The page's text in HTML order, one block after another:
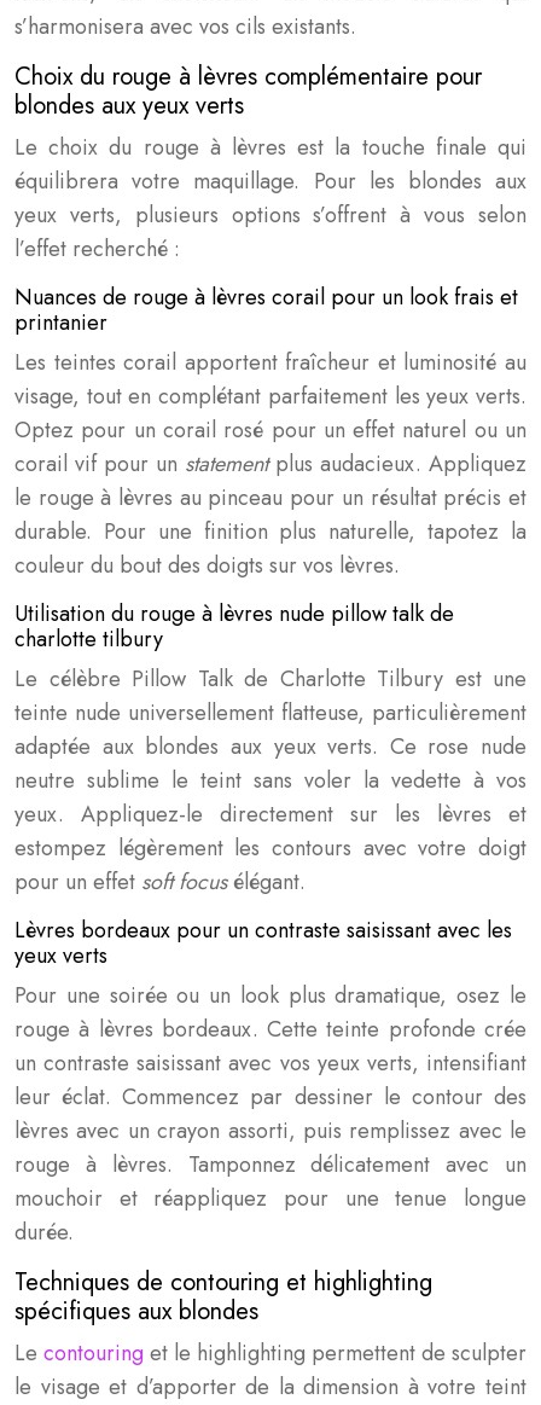
s’harmonisera avec vos cils existants.
Choix du rouge à lèvres complémentaire pour
blondes aux yeux verts
Le choix du rouge à lèvres est la touche finale qui
équilibrera votre maquillage. Pour les blondes aux
yeux verts, plusieurs options s’offrent à vous selon
l’effet recherché :
Nuances de rouge à lèvres corail pour un look frais et
printanier
Les teintes corail apportent fraîcheur et luminosité au
visage, tout en complétant parfaitement les yeux verts.
Optez pour un corail rosé pour un effet naturel ou un
corail vif pour un statementplus audacieux. Appliquez
le rouge à lèvres au pinceau pour un résultat précis et
durable. Pour une finition plus naturelle, tapotez la
couleur du bout des doigts sur vos lèvres.
Utilisation du rouge à lèvres nude pillow talk de
charlotte tilbury
Le célèbre Pillow Talk de Charlotte Tilbury est une
teinte nude universellement flatteuse, particulièrement
adaptée aux blondes aux yeux verts. Ce rose nude
neutre sublime le teint sans voler la vedette à vos
yeux. Appliquez-le directement sur les lèvres et
estompez légèrement les contours avec votre doigt
pour un effet soft focusélégant.
Lèvres bordeaux pour un contraste saisissant avec les
yeux verts
Pour une soirée ou un look plus dramatique, osez le
rouge à lèvres bordeaux. Cette teinte profonde crée
un contraste saisissant avec vos yeux verts, intensifiant
leur éclat. Commencez par dessiner le contour des
lèvres avec un crayon assorti, puis remplissez avec le
rouge à lèvres. Tamponnez délicatement avec un
mouchoir et réappliquez pour une tenue longue
durée.
Techniques de contouring et highlighting
spécifiques aux blondes
Le contouringet le highlighting permettent de sculpter
le visage et d’apporter de la dimension à votre teint